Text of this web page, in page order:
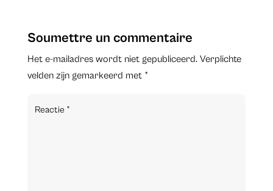
Soumettre un commentaire
Het e-mailadres wordt niet gepubliceerd. Verplichte
velden zijn gemarkeerd met *